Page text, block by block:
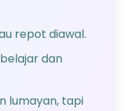
repot diawal.
dan
lumayan, tapi